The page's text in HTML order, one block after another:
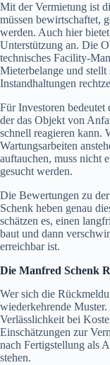
Mit der Vermietung ist
müssen bewirtschaftet,
werden. Auch hier
Unterstützung an. Die
technisches Facility-
Mieterbelange und stellt
Instandhaltungen
Für Investoren bedeutet
der das Objekt von
schnell reagieren kann.
Wartungsarbeiten
auftauchen, muss nicht
gesucht werden.
Die Bewertungen zu
Schenk heben genau
schätzen es, einen
baut und dann
erreichbar ist.
Die Manfred Schenk
Wer sich die
wiederkehrende
Verlässlichkeit bei
Einschätzungen zur
nach Fertigstellung als
stehen.